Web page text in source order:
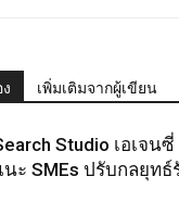
เพิ่มเติมจากผู้เขียน
Studio เอเจน
นะ SMEs ปรับกลยุทธ์